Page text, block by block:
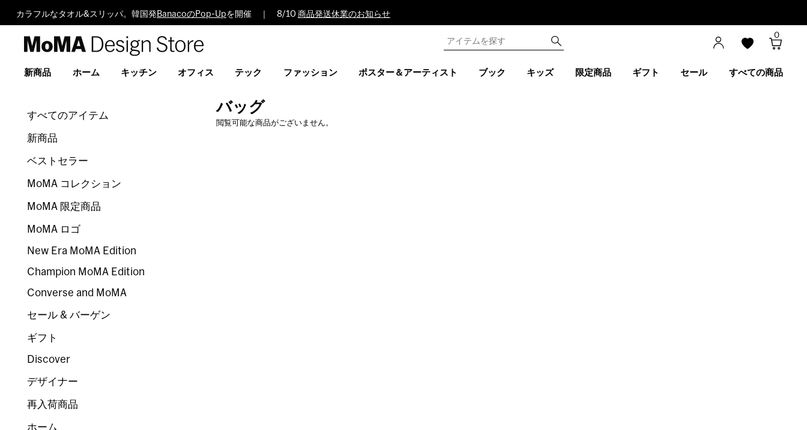
カラフルなタオル&スリッパ。韓国発 BanacoのPop-Upを開催 ｜ 8/10 商品発送休業のお知らせ
Design
0
新商品 ホーム キッチン オフィス テック ファッション ポスター＆アーティスト ブック キッズ 限定商品 ギフト セール すべての商品
バッグ
閲覧可能な商品がございません。
すべてのアイテム
新商品
ベストセラー
MoMA コレクション
MoMA 限定商品
MoMA ロゴ
New Era MoMA Edition
Champion MoMA Edition
Converse and MoMA
セール & バーゲン
ギフト
Discover
デザイナー
再入荷商品
ホーム